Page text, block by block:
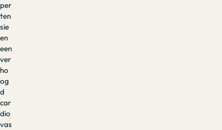
per
ten
sie
en
een
ver
ho
og
d
car
dio
vas